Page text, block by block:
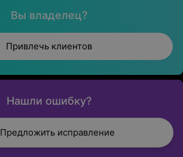
Вы владелец?
Привлечь клиентов
Нашли ошибку?
Предложить исправление